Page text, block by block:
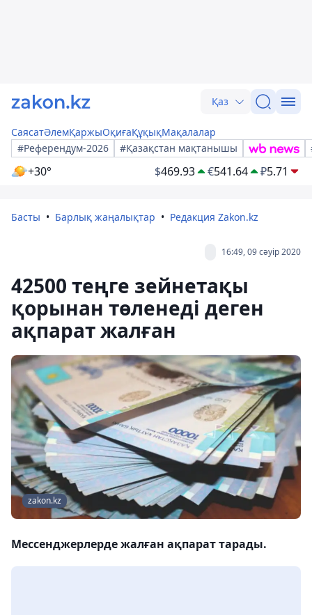
Қаз
СаясатӘлемҚаржыОқиғаҚұқықМақалалар
#Референдум-2026
#Қазақстан мақтанышы
+30° $469.93 €541.64 ₽5.71
Басты Барлық жаңалықтар Редакция Zakon.kz
16:49, 09 сәуір 2020
42500 теңге зейнетақы
қорынан төленеді деген
ақпарат жалған
zakon.kz
Мессенджерлерде жалған ақпарат тарады.